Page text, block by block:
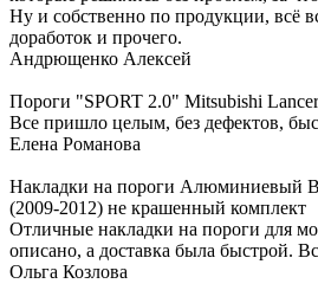
Ну и собственно по продукции, всё
доработок и прочего.
Андрющенко Алексей
Пороги "SPORT 2.0" Mitsubishi
Все пришло целым, без дефектов,
Елена Романова
Накладки на пороги Алюминиевый
(2009-2012) не крашенный комплект
Отличные накладки на пороги для
описано, а доставка была быстрой.
Ольга Козлова